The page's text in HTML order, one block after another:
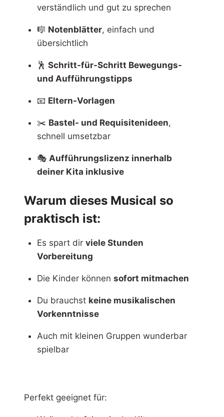
verständlich und gut zu sprechen
🎼 Notenblätter, einfach und
übersichtlich
🕺 Schritt-für-Schritt Bewegungs-
und Aufführungstipps
📧 Eltern-Vorlagen
✂️ Bastel- und Requisitenideen,
schnell umsetzbar
🎭 Aufführungslizenz innerhalb
deiner Kita inklusive
Warum dieses Musical so
praktisch ist:
Es spart dir viele Stunden
Vorbereitung
Die Kinder können sofort mitmachen
Du brauchst keine musikalischen
Vorkenntnisse
Auch mit kleinen Gruppen wunderbar
spielbar
Perfekt geeignet für: